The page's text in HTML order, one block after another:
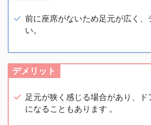
前に座席がないため足元が広く、
い。
デメリット
足元が狭く感じる場合があり、
になることもあります​ 。